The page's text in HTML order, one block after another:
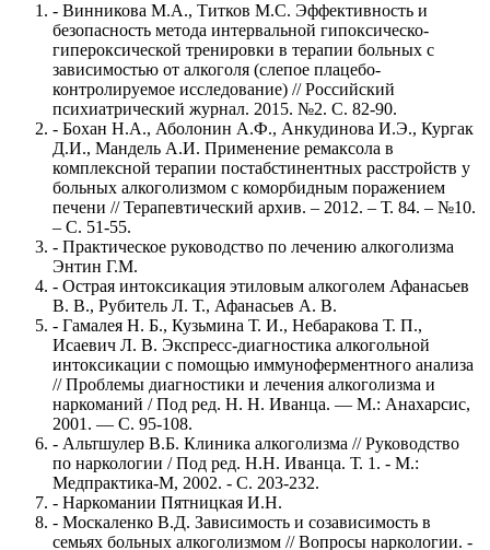
- Винникова М.А., Титков М.С. Эффективность и
безопасность метода интервальной гипоксическо-
гипероксической тренировки в терапии больных с
зависимостью от алкоголя (слепое плацебо-
контролируемое исследование) // Российский
психиатрический журнал. 2015. №2. С. 82-90.
- Бохан Н.А., Аболонин А.Ф., Анкудинова И.Э., Кургак
Д.И., Мандель А.И. Применение ремаксола в
комплексной терапии постабстинентных расстройств у
больных алкоголизмом с коморбидным поражением
печени // Терапевтический архив. – 2012. – Т. 84. – №10.
– С. 51-55.
- Практическое руководство по лечению алкоголизма
Энтин Г.М.
- Острая интоксикация этиловым алкоголем Афанасьев
В. В., Рубитель Л. Т., Афанасьев А. В.
- Гамалея Н. Б., Кузьмина Т. И., Небаракова Т. П.,
Исаевич Л. В. Экспресс-диагностика алкогольной
интоксикации с помощью иммуноферментного анализа
// Проблемы диагностики и лечения алкоголизма и
наркоманий / Под ред. Н. Н. Иванца. — М.: Анахарсис,
2001. — С. 95-108.
- Альтшулер В.Б. Клиника алкоголизма // Руководство
по наркологии / Под ред. Н.Н. Иванца. Т. 1. - М.:
Медпрактика-М, 2002. - С. 203-232.
- Наркомании Пятницкая И.Н.
- Москаленко В.Д. Зависимость и созависимость в
семьях больных алкоголизмом // Вопросы наркологии. -